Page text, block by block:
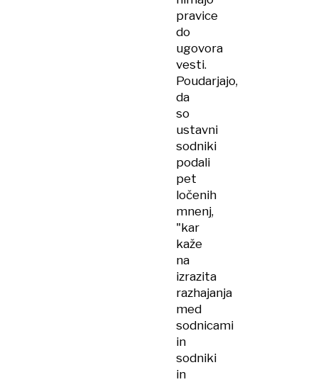
pravice
do
ugovora
vesti.
Poudarjajo,
da
so
ustavni
sodniki
podali
pet
ločenih
mnenj,
"kar
kaže
na
izrazita
razhajanja
med
sodnicami
in
sodniki
in